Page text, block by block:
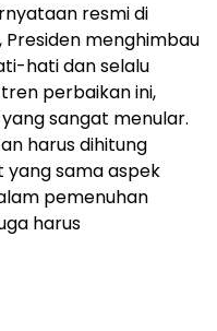
resmi di
menghimbau
hati dan selalu
perbaikan ini,
sangat menular.
harus dihitung
sama aspek
pemenuhan
harus